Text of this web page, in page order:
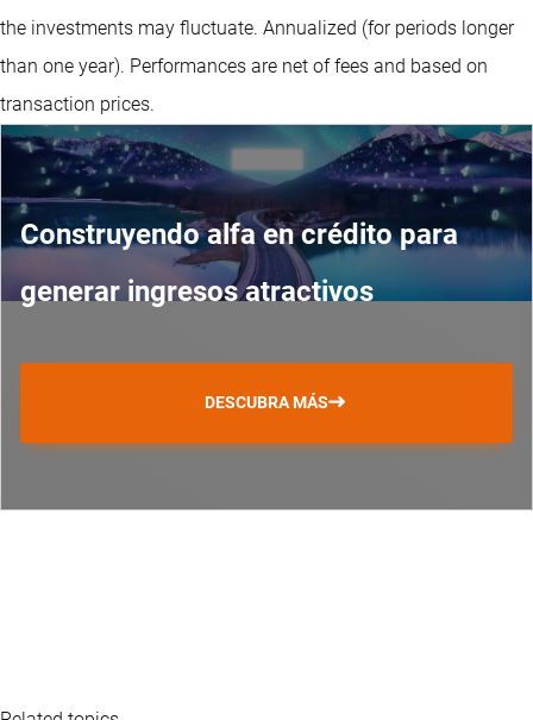
the investments may fluctuate. Annualized (for periods longer
than one year). Performances are net of fees and based on
transaction prices.
Construyendo alfa en crédito para
generar ingresos atractivos
DESCUBRA MÁS